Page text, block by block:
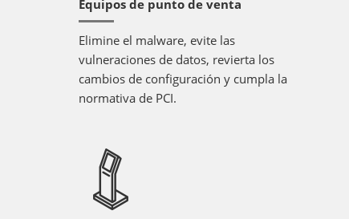
Equipos de punto de venta
Elimine el malware, evite las
vulneraciones de datos, revierta los
cambios de configuración y cumpla la
normativa de PCI.